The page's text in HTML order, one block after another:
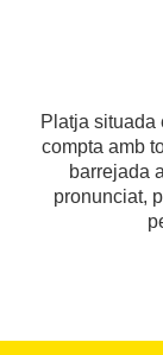
Platja situada
compta amb
barrejada
pronunciat,